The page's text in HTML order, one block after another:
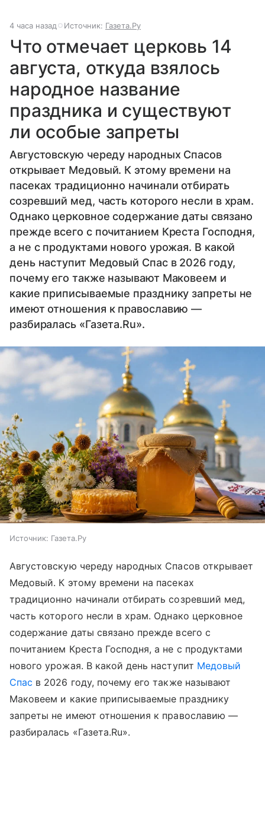
4 часа назад Источник: Газета.Ру
Что отмечает церковь 14
августа, откуда взялось
народное название
праздника и существуют
ли особые запреты
Августовскую череду народных Спасов
открывает Медовый. К этому времени на
пасеках традиционно начинали отбирать
созревший мед, часть которого несли в храм.
Однако церковное содержание даты связано
прежде всего с почитанием Креста Господня,
а не с продуктами нового урожая. В какой
день наступит Медовый Спас в 2026 году,
почему его также называют Маковеем и
какие приписываемые празднику запреты не
имеют отношения к православию —
разбиралась «Газета.Ru».
Источник: Газета.Ру
Августовскую череду народных Спасов открывает
Медовый. К этому времени на пасеках
традиционно начинали отбирать созревший мед,
часть которого несли в храм. Однако церковное
содержание даты связано прежде всего с
почитанием Креста Господня, а не с продуктами
нового урожая. В какой день наступит Медовый
Спас в 2026 году, почему его также называют
Маковеем и какие приписываемые празднику
запреты не имеют отношения к православию —
разбиралась «Газета.Ru».